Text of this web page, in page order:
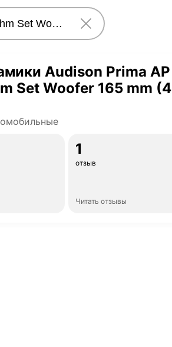
Audison Prima AP
Set Woofer 165 mm (4
1
отзыв
Читать отзывы